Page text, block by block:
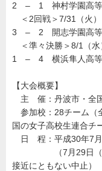
2 – 1 神村学園高等
＜2回戦＞7/31（火
3 – 2 開志学園高等
＜準々決勝＞8/1（
1 – 4 横浜隼人高等
【大会概要】
主 催：丹波市・全
参加校：28チーム（
国の女子高校生連合チ
日 程：平成30年7月
（7月29日（日）
接近にともない中止）